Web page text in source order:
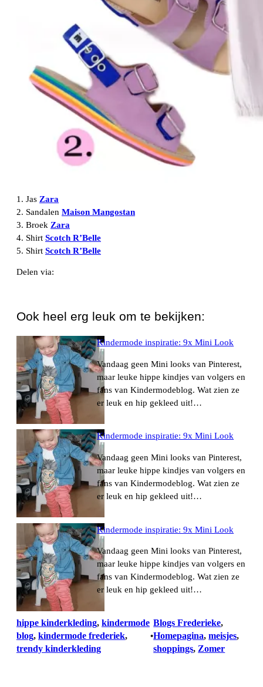
1. Jas Zara
2. Sandalen Maison Mangostan
3. Broek Zara
4. Shirt Scotch R’Belle
5. Shirt Scotch R’Belle
Delen via:
Ook heel erg leuk om te bekijken:
Kindermode inspiratie: 9x Mini Look
Vandaag geen Mini looks van Pinterest,
maar leuke hippe kindjes van volgers en
fans van Kindermodeblog. Wat zien ze
er leuk en hip gekleed uit!…
Kindermode inspiratie: 9x Mini Look
Vandaag geen Mini looks van Pinterest,
maar leuke hippe kindjes van volgers en
fans van Kindermodeblog. Wat zien ze
er leuk en hip gekleed uit!…
Kindermode inspiratie: 9x Mini Look
Vandaag geen Mini looks van Pinterest,
maar leuke hippe kindjes van volgers en
fans van Kindermodeblog. Wat zien ze
er leuk en hip gekleed uit!…
hippe kinderkleding, kindermode
blog, kindermode frederiek
trendy kinderkleding
•
Blogs Frederieke
Homepagina, meisjes
shoppings, Zomer